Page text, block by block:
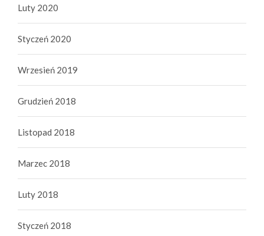
Luty 2020
Styczeń 2020
Wrzesień 2019
Grudzień 2018
Listopad 2018
Marzec 2018
Luty 2018
Styczeń 2018